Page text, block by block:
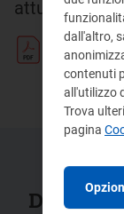
attuali regimi
Testo
pdf 220 KB
dall'altro,
contenuti
all'utilizzo
Trova
pagina